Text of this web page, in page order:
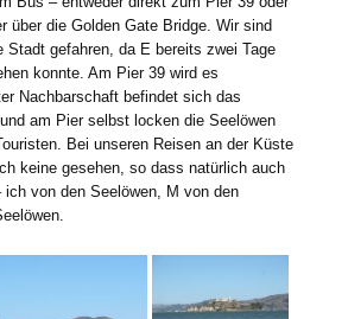
über die Golden Gate Bridge. Wir sind
Stadt gefahren, da E bereits zwei Tage
konnte. Am Pier 39 wird es
Nachbarschaft befindet sich das
am Pier selbst locken die Seelöwen
Bei unseren Reisen an der Küste
keine gesehen, so dass natürlich auch
ich von den Seelöwen, M von den